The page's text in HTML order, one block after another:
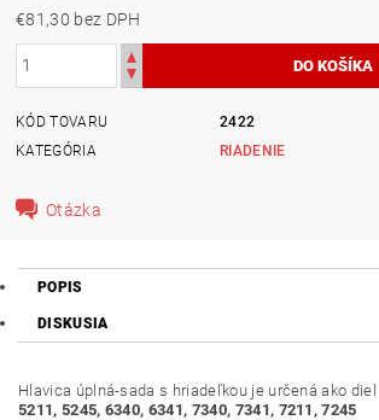
€81,30 bez DPH
KÓD TOVARU
2422
KATEGÓRIA
RIADENIE
Otázka
POPIS
DISKUSIA
Hlavica úplná-sada s hriadeľkou je určená ako
5211, 5245, 6340, 6341, 7340, 7341, 7211, 7245